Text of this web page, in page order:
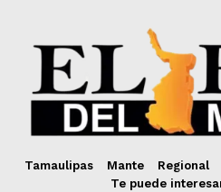
Tamaulipas Mante Regional
Te puede